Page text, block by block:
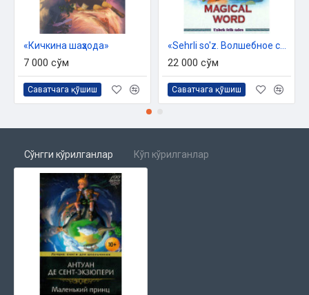
«Кичкина шаҳзода»‎
7 000 сўм
Саватчага қўшиш
22 000 сўм
Саватчага қўшиш
Сўнгги кўрилганлар Кўп кўрилганлар